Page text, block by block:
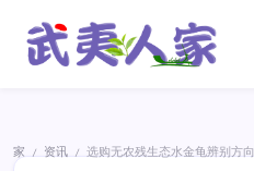
家
家 / 资讯 /
选购无农残生态水金龟辨别方向